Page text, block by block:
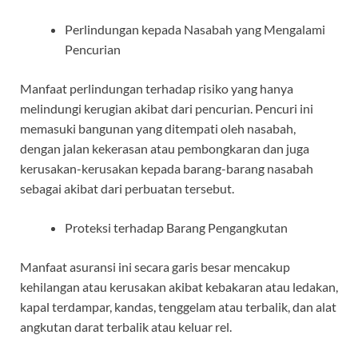
Perlindungan kepada Nasabah yang Mengalami
Pencurian
Manfaat perlindungan terhadap risiko yang hanya
melindungi kerugian akibat dari pencurian. Pencuri ini
memasuki bangunan yang ditempati oleh nasabah,
dengan jalan kekerasan atau pembongkaran dan juga
kerusakan-kerusakan kepada barang-barang nasabah
sebagai akibat dari perbuatan tersebut.
Proteksi terhadap Barang Pengangkutan
Manfaat asuransi ini secara garis besar mencakup
kehilangan atau kerusakan akibat kebakaran atau ledakan,
kapal terdampar, kandas, tenggelam atau terbalik, dan alat
angkutan darat terbalik atau keluar rel.